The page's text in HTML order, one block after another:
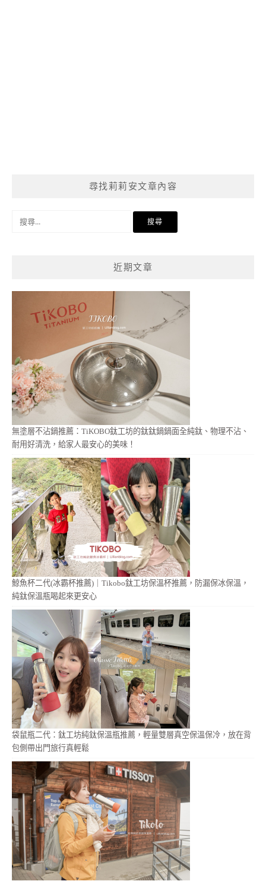
尋找莉莉安文章內容
近期文章
無塗層不沾鍋推薦：TiKOBO鈦工坊的鈦鈦鍋鍋面全純鈦、物理不沾、
耐用好清洗，給家人最安心的美味！
鯨魚杯二代(冰霸杯推薦)｜Tikobo鈦工坊保溫杯推薦，防漏保冰保溫，
純鈦保溫瓶喝起來更安心
袋鼠瓶二代：鈦工坊純鈦保溫瓶推薦，輕量雙層真空保溫保冷，放在背
包側帶出門旅行真輕鬆